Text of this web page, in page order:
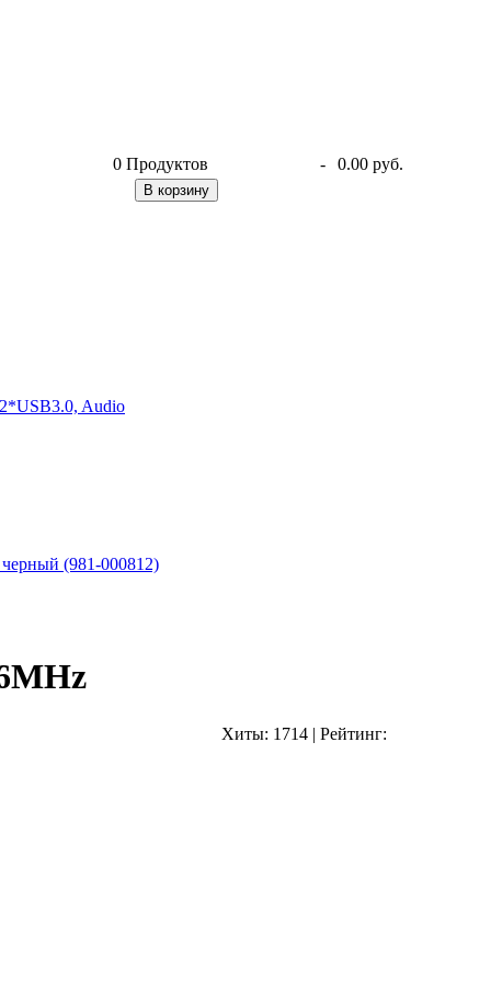
0 Продуктов - 0.00 руб.
В корзину
Audio
(981-000812)
Хиты: 1714 | Рейтинг: